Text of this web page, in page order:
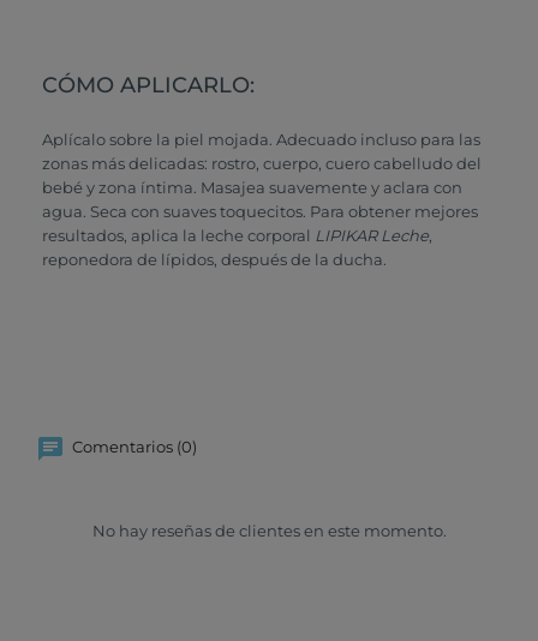
CÓMO APLICARLO:
Aplícalo sobre la piel mojada. Adecuado incluso para las
zonas más delicadas: rostro, cuerpo, cuero cabelludo del
bebé y zona íntima. Masajea suavemente y aclara con
agua. Seca con suaves toquecitos. Para obtener mejores
resultados, aplica la leche corporal LIPIKAR Leche
reponedora de lípidos, después de la ducha.
Comentarios (0)
No hay reseñas de clientes en este momento.